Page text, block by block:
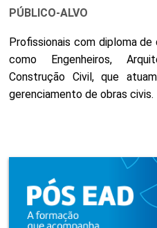
PÚBLICO-ALVO
Profissionais com diploma de
como Engenheiros,
Construção Civil, que
gerenciamento de obras civis.